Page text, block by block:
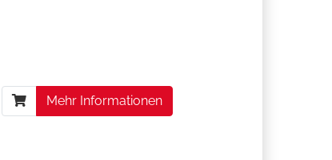
Mehr Informationen